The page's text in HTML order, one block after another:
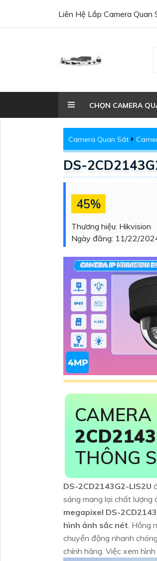
Liên Hệ Lắp Camera Quan
CHỌN CAMERA
Camera Quan Sát
DS-
45%
Thương hiệu: Hikvision
Ngày đăng: 11/22/
THÔNG
DS-2CD2143G2-LIS2U
sáng mang lại chất lượng
megapixel DS-
hình ảnh sắc nét. Hồng
chuyển động nhanh
chính hãng. Việc xem